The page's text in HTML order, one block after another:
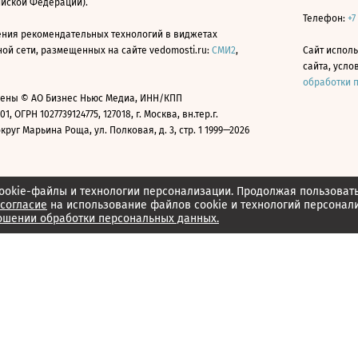
файлы и технологии персонализации. Продолжая
согласие на использование файлов cookie и технологий
обработки персональных данных.
Федерации).
рекомендательных технологий в виджетах
сети, размещенных на сайте vedomosti.ru: СМИ2,
© АО Бизнес Ньюс Медиа, ИНН/КПП
ОГРН 1027739124775, 127018, г. Москва, вн.тер.г.
Марьина Роща, ул. Полковая, д. 3, стр. 1 1999—2026
Телефон:
Сайт
сайта,
обработки